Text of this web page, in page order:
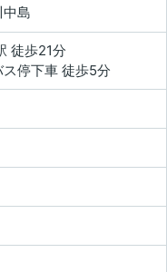
島
徒歩21分
停下車 徒歩5分